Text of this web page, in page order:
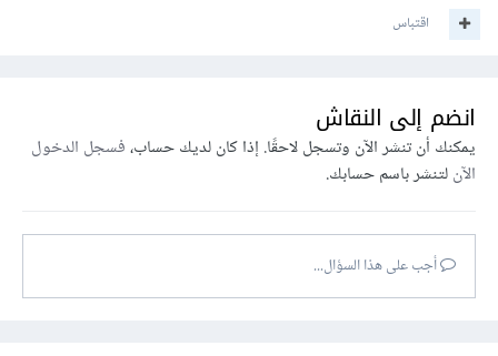
اقتباس
انضم إلى النقاش
يمكنك أن تنشر الآن وتسجل لاحقًا. إذا كان لديك حساب،فسجل الدخول
الآنلتنشر باسم حسابك.
أجب على هذا السؤال...